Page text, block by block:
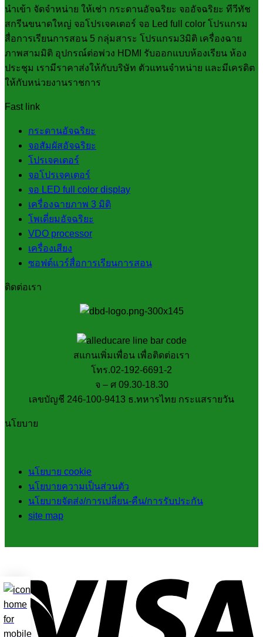
นำเข้า จัดจำหน่าย ให้เช่า กระดานอัจฉริยะ จออัจฉริยะ ทีวีทัช
สกรีนขนาดใหญ่ จอโปรเจคเตอร์ จอ Led full color โปรแกรม
สื่อการเรียนการสอน 5 กลุ่มสาระ โปรแกรม3มิติ เครื่องฉาย
ภาพสามมิติ อุปกรณ์ต่อพ่วง HDMI รับออกแบบห้องเรียน ห้อง
ประชุม เรามีราคาส่งให้กับบริษัท ตัวแทนจำหน่าย และมีเครดิต
ให้กับหน่วยงานราชการ
Fast link
กระดานอัจฉริยะ
จอสัมผัสอัจฉริยะ
โปรเจคเตอร์
จอโปรเจคเตอร์
จอ LED full color display
เครื่องฉายภาพ 3 มิติ
โพเดี่ยมอัจฉริยะ
VDO processor
เครื่องเสียง
ซอฟต์แวร์สื่อการเรียนการสอน
ติดต่อเรา
สแกนเพิ่มเพื่อน เพื่อติดต่อเรา
โทร.02-192-6691-2
จ – ศ 09.30-18.30
เลขบัญชี 246-100-9413 ธ.ทหารไทย กระแสรายวัน
นโยบาย
นโยบาย cookie
นโยบายความเป็นส่วนตัว
นโยบายจัดส่ง/การเปลี่ยน-คืน/การรับประกัน
site map